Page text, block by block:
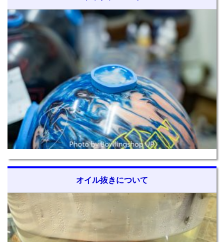
オイル抜きについて